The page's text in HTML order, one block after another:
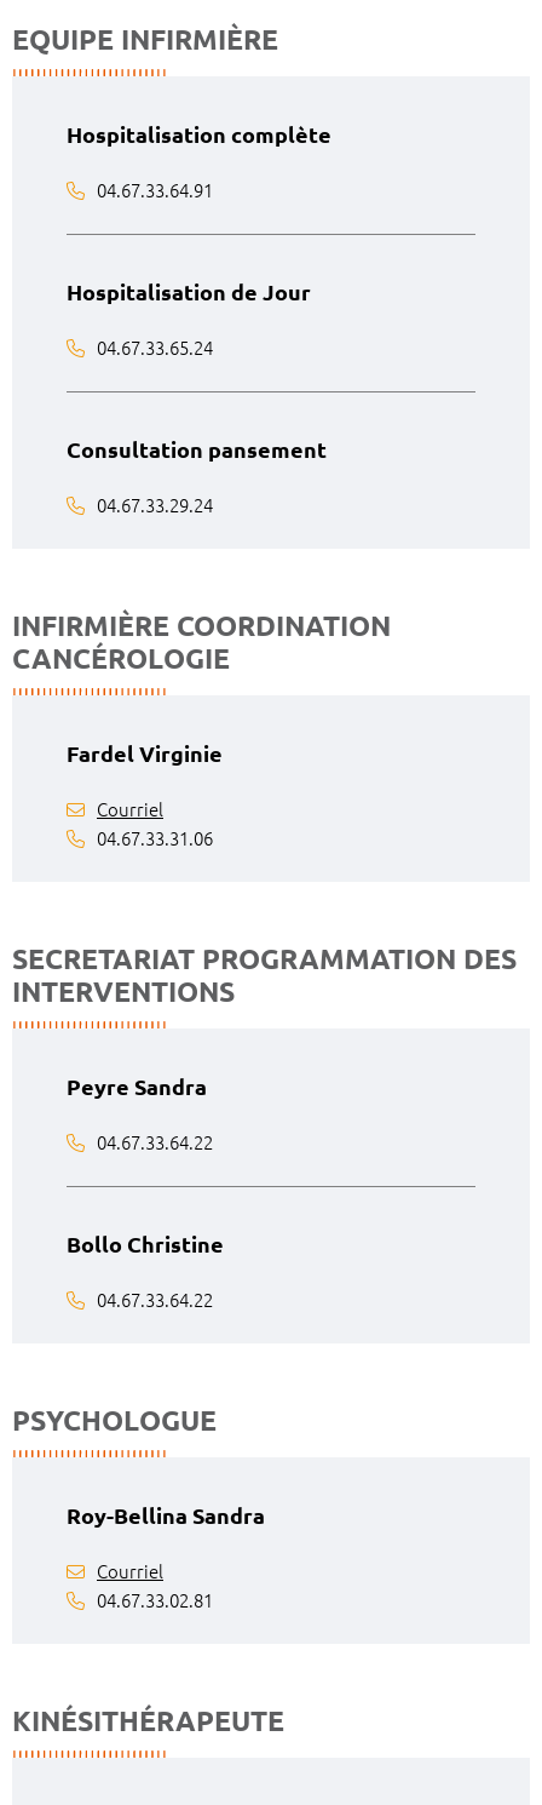
EQUIPE INFIRMIÈRE
Hospitalisation complète
04.67.33.64.91
Hospitalisation de Jour
04.67.33.65.24
Consultation pansement
04.67.33.29.24
INFIRMIÈRE COORDINATION
CANCÉROLOGIE
Fardel Virginie
Courriel
04.67.33.31.06
SECRETARIAT PROGRAMMATION DES
INTERVENTIONS
Peyre Sandra
04.67.33.64.22
Bollo Christine
04.67.33.64.22
PSYCHOLOGUE
Roy-Bellina Sandra
Courriel
04.67.33.02.81
KINÉSITHÉRAPEUTE